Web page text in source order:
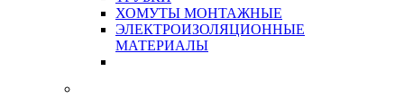
ХОМУТЫ МОНТАЖНЫЕ
ЭЛЕКТРОИЗОЛЯЦИОННЫЕ
МАТЕРИАЛЫ